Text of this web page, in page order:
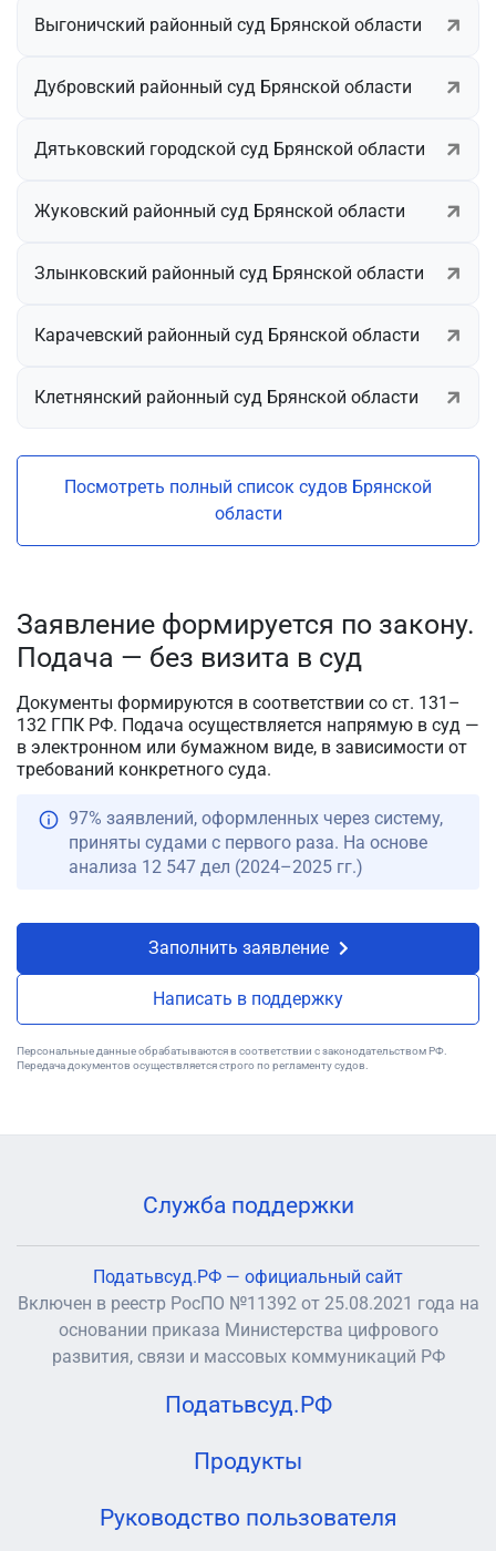
Выгоничский районный суд Брянской области
Дубровский районный суд Брянской области
Дятьковский городской суд Брянской области
Жуковский районный суд Брянской области
Злынковский районный суд Брянской области
Карачевский районный суд Брянской области
Клетнянский районный суд Брянской области
Посмотреть полный список судов Брянской
области
Заявление формируется по закону.
Подача — без визита в суд
Документы формируются в соответствии со ст. 131–
132 ГПК РФ. Подача осуществляется напрямую в суд —
в электронном или бумажном виде, в зависимости от
требований конкретного суда.
97% заявлений, оформленных через систему,
приняты судами с первого раза. На основе
анализа 12 547 дел (2024–2025 гг.)
Заполнить заявление
Написать в поддержку
Персональные данные обрабатываются в соответствии с законодательством РФ.
Передача документов осуществляется строго по регламенту судов.
Служба поддержки
Податьвсуд.РФ — официальный сайт
Включен в реестр РосПО №11392 от 25.08.2021 года на
основании приказа Министерства цифрового
развития, связи и массовых коммуникаций РФ
Податьвсуд.РФ
Продукты
Руководство пользователя